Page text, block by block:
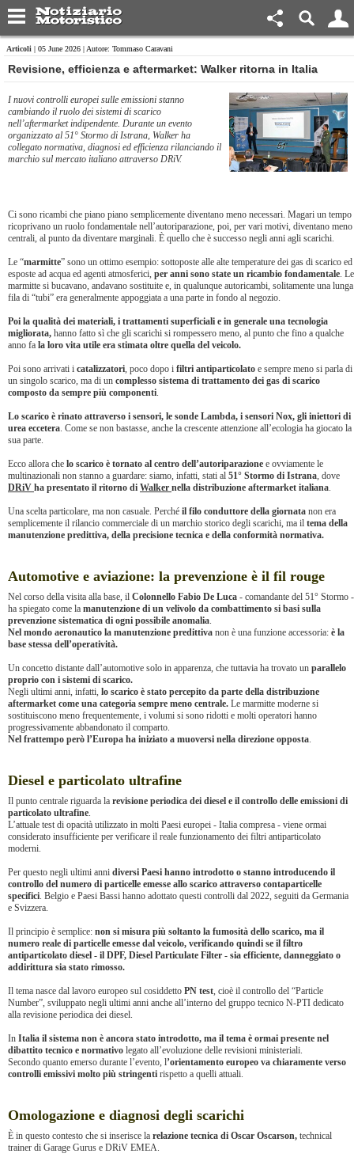
Articoli | 05 June 2026 | Autore: Tommaso Caravani
Revisione, efficienza e aftermarket: Walker ritorna in Italia
I nuovi controlli europei sulle emissioni stanno
cambiando il ruolo dei sistemi di scarico
nell’aftermarket indipendente. Durante un evento
organizzato al 51° Stormo di Istrana, Walker ha
collegato normativa, diagnosi ed efficienza rilanciando il
marchio sul mercato italiano attraverso DRiV.
Ci sono ricambi che piano piano semplicemente diventano meno necessari. Magari un tempo
ricoprivano un ruolo fondamentale nell’autoriparazione, poi, per vari motivi, diventano meno
centrali, al punto da diventare marginali. È quello che è successo negli anni agli scarichi.
Le “marmitte” sono un ottimo esempio: sottoposte alle alte temperature dei gas di scarico ed
esposte ad acqua ed agenti atmosferici, per anni sono state un ricambio fondamentale. Le
marmitte si bucavano, andavano sostituite e, in qualunque autoricambi, solitamente una lunga
fila di “tubi” era generalmente appoggiata a una parte in fondo al negozio.
Poi la qualità dei materiali, i trattamenti superficiali e in generale una tecnologia
migliorata, hanno fatto sì che gli scarichi si rompessero meno, al punto che fino a qualche
anno fa la loro vita utile era stimata oltre quella del veicolo.
Poi sono arrivati i catalizzatori, poco dopo i filtri antiparticolato e sempre meno si parla di
un singolo scarico, ma di un complesso sistema di trattamento dei gas di scarico
composto da sempre più componenti.
Lo scarico è rinato attraverso i sensori, le sonde Lambda, i sensori Nox, gli iniettori di
urea eccetera. Come se non bastasse, anche la crescente attenzione all’ecologia ha giocato la
sua parte.
Ecco allora che lo scarico è tornato al centro dell’autoriparazione e ovviamente le
multinazionali non stanno a guardare: siamo, infatti, stati al 51° Stormo di Istrana, dove
DRiV ha presentato il ritorno di Walker nella distribuzione aftermarket italiana.
Una scelta particolare, ma non casuale. Perché il filo conduttore della giornata non era
semplicemente il rilancio commerciale di un marchio storico degli scarichi, ma il tema della
manutenzione predittiva, della precisione tecnica e della conformità normativa.
Automotive e aviazione: la prevenzione è il fil rouge
Nel corso della visita alla base, il Colonnello Fabio De Luca - comandante del 51° Stormo -
ha spiegato come la manutenzione di un velivolo da combattimento si basi sulla
prevenzione sistematica di ogni possibile anomalia.
Nel mondo aeronautico la manutenzione predittiva non è una funzione accessoria: è la
base stessa dell’operatività.
Un concetto distante dall’automotive solo in apparenza, che tuttavia ha trovato un parallelo
proprio con i sistemi di scarico.
Negli ultimi anni, infatti, lo scarico è stato percepito da parte della distribuzione
aftermarket come una categoria sempre meno centrale. Le marmitte moderne si
sostituiscono meno frequentemente, i volumi si sono ridotti e molti operatori hanno
progressivamente abbandonato il comparto.
Nel frattempo però l’Europa ha iniziato a muoversi nella direzione opposta.
Diesel e particolato ultrafine
Il punto centrale riguarda la revisione periodica dei diesel e il controllo delle emissioni di
particolato ultrafine.
L’attuale test di opacità utilizzato in molti Paesi europei - Italia compresa - viene ormai
considerato insufficiente per verificare il reale funzionamento dei filtri antiparticolato
moderni.
Per questo negli ultimi anni diversi Paesi hanno introdotto o stanno introducendo il
controllo del numero di particelle emesse allo scarico attraverso contaparticelle
specifici. Belgio e Paesi Bassi hanno adottato questi controlli dal 2022, seguiti da Germania
e Svizzera.
Il principio è semplice: non si misura più soltanto la fumosità dello scarico, ma il
numero reale di particelle emesse dal veicolo, verificando quindi se il filtro
antiparticolato diesel - il DPF, Diesel Particulate Filter - sia efficiente, danneggiato o
addirittura sia stato rimosso.
Il tema nasce dal lavoro europeo sul cosiddetto PN test, cioè il controllo del “Particle
Number”, sviluppato negli ultimi anni anche all’interno del gruppo tecnico N-PTI dedicato
alla revisione periodica dei diesel.
In Italia il sistema non è ancora stato introdotto, ma il tema è ormai presente nel
dibattito tecnico e normativo legato all’evoluzione delle revisioni ministeriali.
Secondo quanto emerso durante l’evento, l’orientamento europeo va chiaramente verso
controlli emissivi molto più stringenti rispetto a quelli attuali.
Omologazione e diagnosi degli scarichi
È in questo contesto che si inserisce la relazione tecnica di Oscar Oscarson, technical
trainer di Garage Gurus e DRiV EMEA.